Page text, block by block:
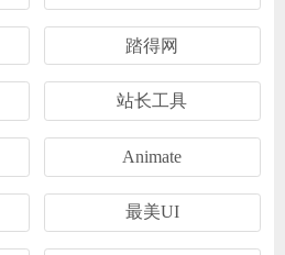
踏得网
站长工具
Animate
最美UI